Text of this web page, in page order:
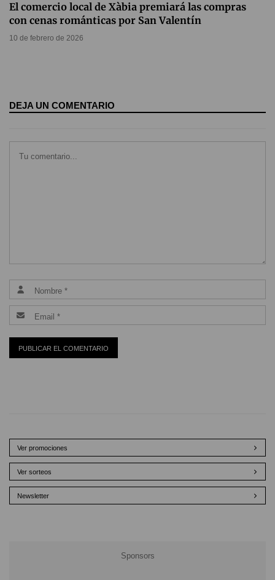
El comercio local de Xàbia premiará las compras
con cenas románticas por San Valentín
10 de febrero de 2026
DEJA UN COMENTARIO
Ver promociones
Ver sorteos
Newsletter